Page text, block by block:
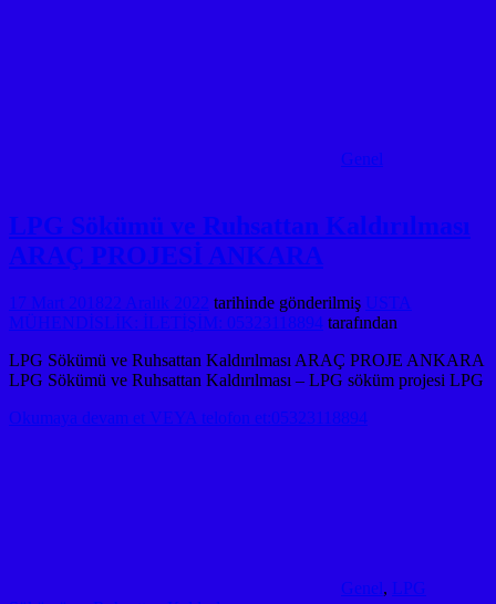
Genel
LPG Sökümü ve Ruhsattan Kaldırılması
ARAÇ PROJESİ ANKARA
17 Mart 201822 Aralık 2022 tarihinde gönderilmiş USTA
MÜHENDİSLİK: İLETİŞİM: 05323118894 tarafından
LPG Sökümü ve Ruhsattan Kaldırılması ARAÇ PROJE ANKARA
LPG Sökümü ve Ruhsattan Kaldırılması – LPG söküm projesi LPG
Okumaya devam et VEYA telofon et:05323118894
Genel, LPG